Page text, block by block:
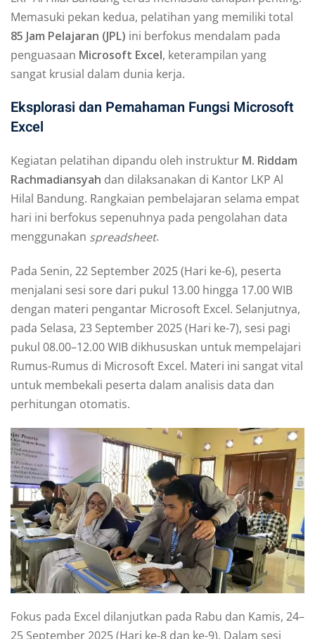
Memasuki pekan kedua, pelatihan yang memiliki total
85 Jam Pelajaran (JPL) ini berfokus mendalam pada
penguasaan Microsoft Excel, keterampilan yang
sangat krusial dalam dunia kerja.
Eksplorasi dan Pemahaman Fungsi Microsoft
Excel
Kegiatan pelatihan dipandu oleh instruktur M. Riddam
Rachmadiansyah dan dilaksanakan di Kantor LKP Al
Hilal Bandung. Rangkaian pembelajaran selama empat
hari ini berfokus sepenuhnya pada pengolahan data
menggunakan spreadsheet.
Pada Senin, 22 September 2025 (Hari ke-6), peserta
menjalani sesi sore dari pukul 13.00 hingga 17.00 WIB
dengan materi pengantar Microsoft Excel. Selanjutnya,
pada Selasa, 23 September 2025 (Hari ke-7), sesi pagi
pukul 08.00–12.00 WIB dikhususkan untuk mempelajari
Rumus-Rumus di Microsoft Excel. Materi ini sangat vital
untuk membekali peserta dalam analisis data dan
perhitungan otomatis.
Fokus pada Excel dilanjutkan pada Rabu dan Kamis, 24–
25 September 2025(Hari ke-8 dan ke-9). Dalam sesi